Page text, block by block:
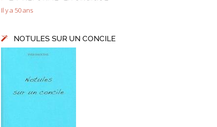
Il y a 50 ans
NOTULES SUR UN CONCILE